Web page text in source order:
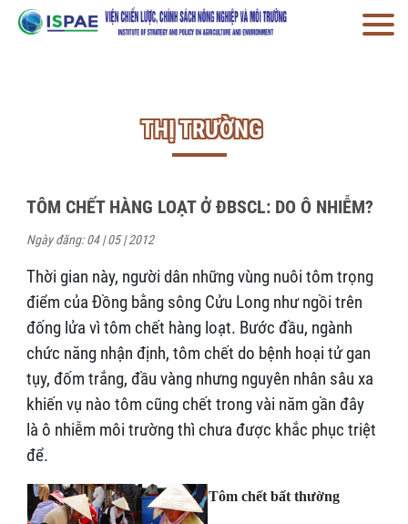
THỊ TRƯỜNG
TÔM CHẾT HÀNG LOẠT Ở ĐBSCL: DO Ô NHIỄM?
Ngày đăng: 04 | 05 | 2012
Thời gian này, người dân những vùng nuôi tôm trọng
điểm của Đồng bằng sông Cửu Long như ngồi trên
đống lửa vì tôm chết hàng loạt. Bước đầu, ngành
chức năng nhận định, tôm chết do bệnh hoại tử gan
tụy, đốm trắng, đầu vàng nhưng nguyên nhân sâu xa
khiến vụ nào tôm cũng chết trong vài năm gần đây
là ô nhiễm môi trường thì chưa được khắc phục triệt
để.
Tôm chết bất thường